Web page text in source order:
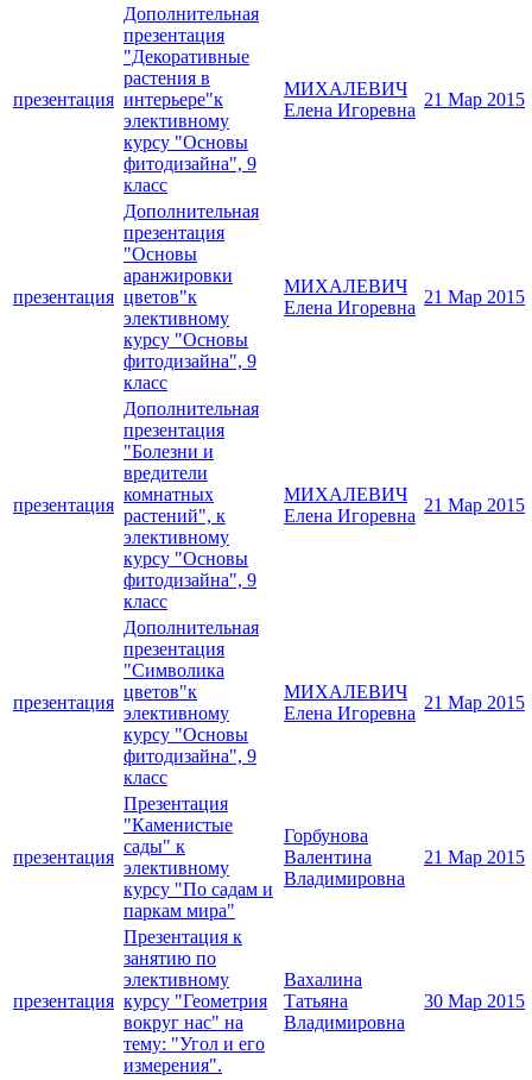
презентация
Дополнительная
презентация
"Декоративные
растения в
интерьере"к
элективному
курсу "Основы
фитодизайна", 9
класс
МИХАЛЕВИЧ
Елена Игоревна
21 Мар 2015
презентация
Дополнительная
презентация
"Основы
аранжировки
цветов"к
элективному
курсу "Основы
фитодизайна", 9
класс
МИХАЛЕВИЧ
Елена Игоревна
21 Мар 2015
презентация
Дополнительная
презентация
"Болезни и
вредители
комнатных
растений", к
элективному
курсу "Основы
фитодизайна", 9
класс
МИХАЛЕВИЧ
Елена Игоревна
21 Мар 2015
презентация
Дополнительная
презентация
"Символика
цветов"к
элективному
курсу "Основы
фитодизайна", 9
класс
МИХАЛЕВИЧ
Елена Игоревна
21 Мар 2015
презентация
Презентация
"Каменистые
сады" к
элективному
курсу "По садам и
паркам мира"
Горбунова
Валентина
Владимировна
21 Мар 2015
презентация
Презентация к
занятию по
элективному
курсу "Геометрия
вокруг нас" на
тему: "Угол и его
измерения".
Вахалина
Татьяна
Владимировна
30 Мар 2015